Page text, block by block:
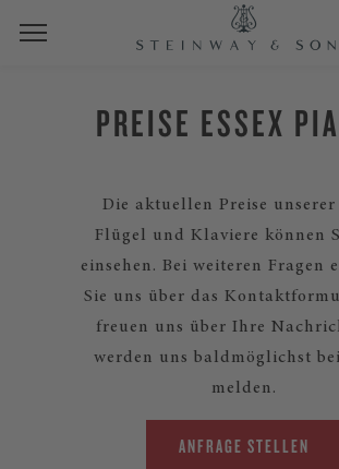
PREISE ESSEX
Die aktuellen Preise unserer
Flügel und Klaviere können
einsehen. Bei weiteren Fragen
Sie uns über das
freuen uns über Ihre
werden uns baldmöglichst
melden.
ANFRAGE STELLEN